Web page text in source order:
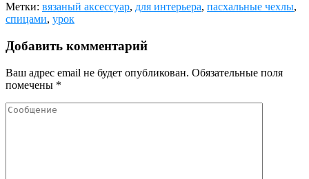
Метки: вязаный аксессуар, для интерьера, пасхальные чехлы,
спицами, урок
Добавить комментарий
Ваш адрес email не будет опубликован. Обязательные поля
помечены *